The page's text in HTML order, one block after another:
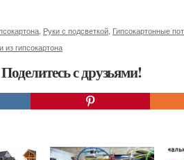
Руки с подсветкой Гипсокартонные
из гипсокартона
с друзьями!